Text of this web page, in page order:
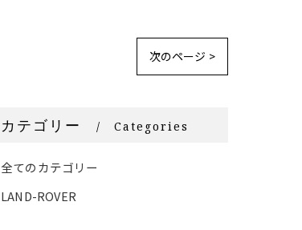
次のページ >
カテゴリー Categories
全てのカテゴリー
LAND-ROVER